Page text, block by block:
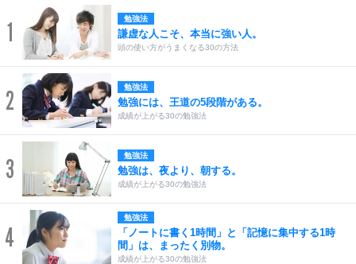
1 勉強法
謙虚な人こそ、本当に強い人。
頭の使い方がうまくなる30の方法
2 勉強法
勉強には、王道の5段階がある。
成績が上がる30の勉強法
3 勉強法
勉強は、夜より、朝する。
成績が上がる30の勉強法
4
勉強法
「ノートに書く1時間」と「記憶に集中する1時
間」は、まったく別物。
成績が上がる30の勉強法